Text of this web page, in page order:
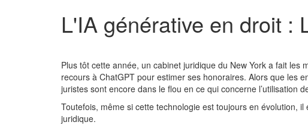
L'IA générative en droit :
Plus tôt cette année, un cabinet juridique du New York a fait les
recours à ChatGPT pour estimer ses honoraires. Alors que les
juristes sont encore dans le flou en ce qui concerne l’utilisation
Toutefois, même si cette technologie est toujours en évolution,
juridique.